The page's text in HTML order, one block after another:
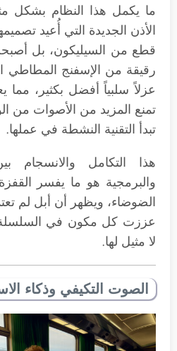
ما يكمل هذا النظام بشكل
الأذن الجديدة التي أُعيد
قطع من السيليكون، بل
رقيقة من الإسفنج المطاطي
عزلاً سلبياً أفضل بكثير، مما
تمنع المزيد من الأصوات من
تبدأ التقنية النشطة في عملها.
هذا التكامل والانسجام
والبرمجية هو ما يفسر
الضوضاء، ويظهر أن أبل لم
عززت كل مكون في السلسلة
لا مثيل لها.
الصوت التكيفي وذكاء